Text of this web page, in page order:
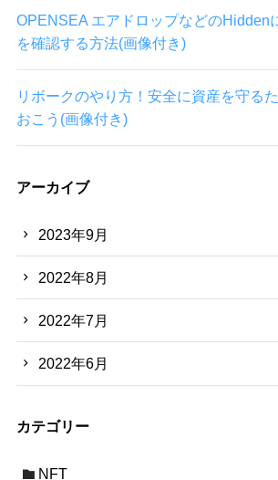
OPENSEA エアドロップなどのHidden
を確認する方法(画像付き)
リボークのやり方！安全に資産を守る
おこう(画像付き)
アーカイブ
2023年9月
2022年8月
2022年7月
2022年6月
カテゴリー
NFT